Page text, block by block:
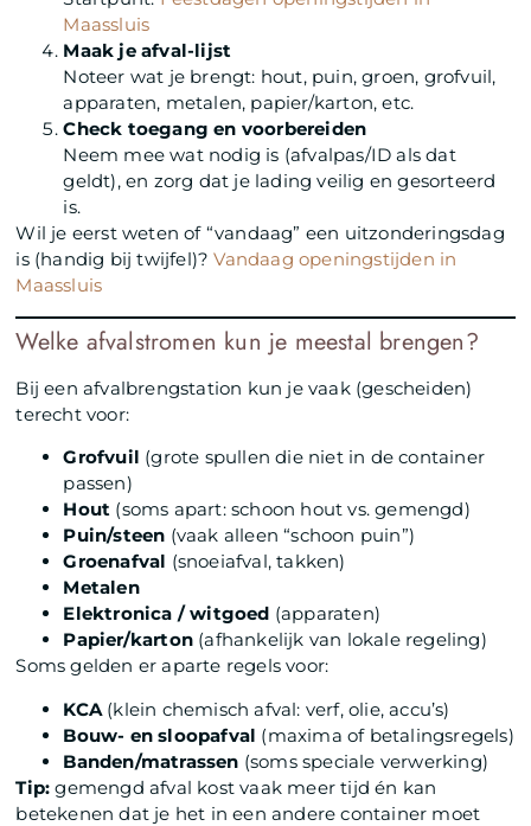
Maassluis
Maak je afval-lijst
Noteer wat je brengt: hout, puin, groen, grofvuil,
apparaten, metalen, papier/karton, etc.
Check toegang en voorbereiden
Neem mee wat nodig is (afvalpas/ID als dat
geldt), en zorg dat je lading veilig en gesorteerd
is.
Wil je eerst weten of “vandaag” een uitzonderingsdag
is (handig bij twijfel)?Vandaag openingstijden in
Maassluis
Welke afvalstromen kun je meestal brengen?
Bij een afvalbrengstation kun je vaak (gescheiden)
terecht voor:
Grofvuil (grote spullen die niet in de container
passen)
Hout (soms apart: schoon hout vs. gemengd)
Puin/steen (vaak alleen “schoon puin”)
Groenafval (snoeiafval, takken)
Metalen
Elektronica / witgoed (apparaten)
Papier/karton (afhankelijk van lokale regeling)
Soms gelden er aparte regels voor:
KCA (klein chemisch afval: verf, olie, accu’s)
Bouw- en sloopafval (maxima of betalingsregels)
Banden/matrassen (soms speciale verwerking)
Tip: gemengd afval kost vaak meer tijd én kan
betekenen dat je het in een andere container moet